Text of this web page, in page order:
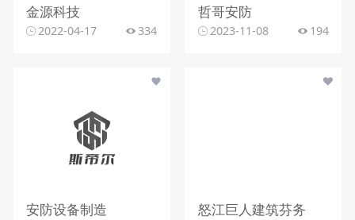
金源科技
2022-04-17 334
哲哥安防
2023-11-08 194
安防设备制造 怒江巨人建筑芬务